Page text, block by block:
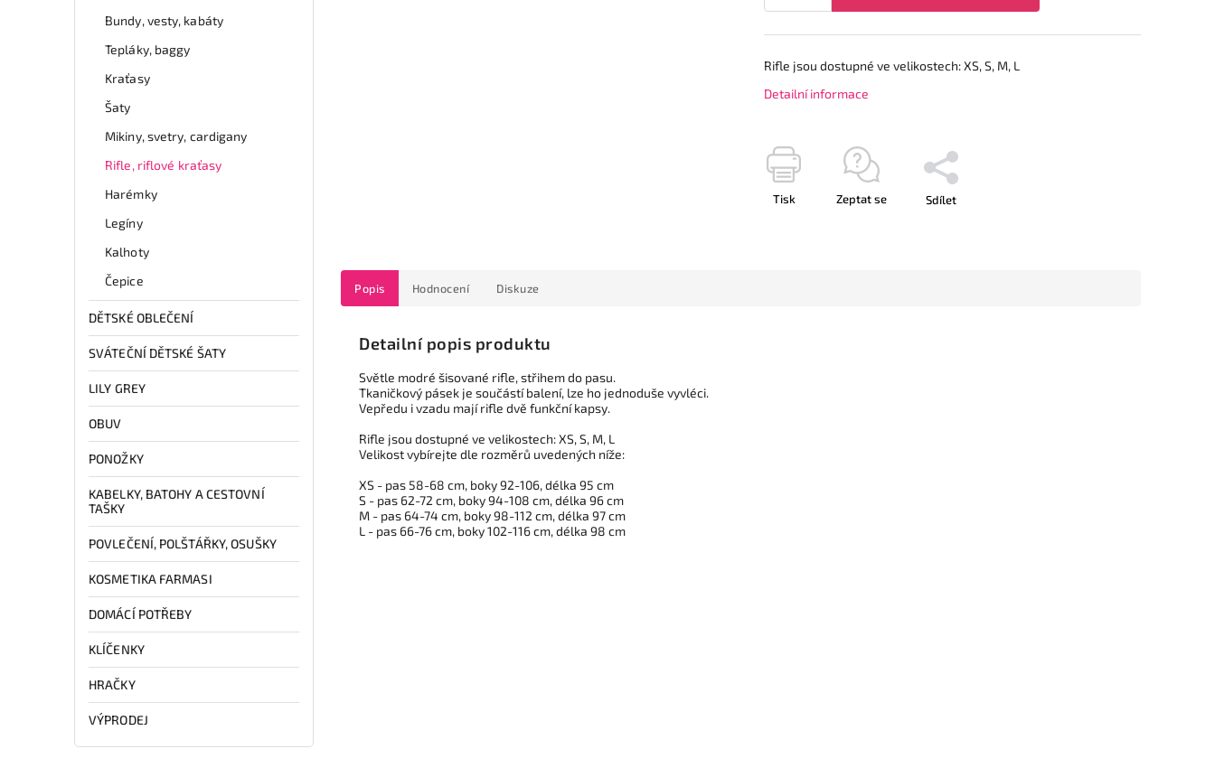
Bundy, vesty, kabáty
Tepláky, baggy
Kraťasy
Šaty
Mikiny, svetry, cardigany
Rifle, riflové kraťasy
Harémky
Legíny
Kalhoty
Čepice
DĚTSKÉ OBLEČENÍ
SVÁTEČNÍ DĚTSKÉ ŠATY
LILY GREY
OBUV
PONOŽKY
KABELKY, BATOHY A CESTOVNÍ
TAŠKY
POVLEČENÍ, POLŠTÁŘKY, OSUŠKY
KOSMETIKA FARMASI
DOMÁCÍ POTŘEBY
KLÍČENKY
HRAČKY
VÝPRODEJ
Rifle jsou dostupné ve velikostech: XS, S, M, L
Detailní informace
Tisk Zeptat se Sdílet
Popis Hodnocení Diskuze
Detailní popis produktu
Světle modré šisované rifle, střihem do pasu.
Tkaničkový pásek je součástí balení, lze ho jednoduše vyvléci.
Vepředu i vzadu mají rifle dvě funkční kapsy.
Rifle jsou dostupné ve velikostech: XS, S, M, L
Velikost vybírejte dle rozměrů uvedených níže:
XS - pas 58-68 cm, boky 92-106, délka 95 cm
S - pas 62-72 cm, boky 94-108 cm, délka 96 cm
M - pas 64-74 cm, boky 98-112 cm, délka 97 cm
L - pas 66-76 cm, boky 102-116 cm, délka 98 cm